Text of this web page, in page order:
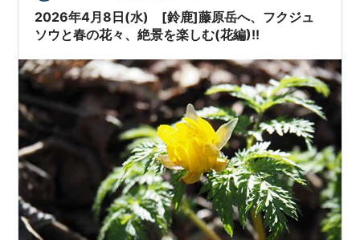
ナギで…
2026年4月8日(水) [鈴鹿]藤原岳へ、フクジュ
ソウと春の花々、絶景を楽しむ(花編)!!